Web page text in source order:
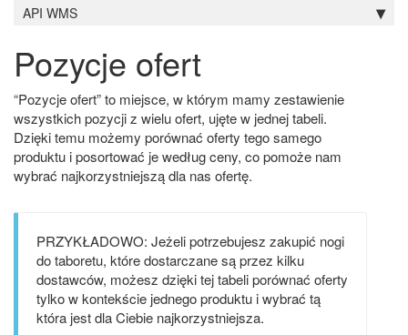
API WMS
Pozycje ofert
“Pozycje ofert” to miejsce, w którym mamy zestawienie
wszystkich pozycji z wielu ofert, ujęte w jednej tabeli.
Dzięki temu możemy porównać oferty tego samego
produktu i posortować je według ceny, co pomoże nam
wybrać najkorzystniejszą dla nas ofertę.
PRZYKŁADOWO: Jeżeli potrzebujesz zakupić nogi
do taboretu, które dostarczane są przez kilku
dostawców, możesz dzięki tej tabeli porównać oferty
tylko w kontekście jednego produktu i wybrać tą
która jest dla Ciebie najkorzystniejsza.